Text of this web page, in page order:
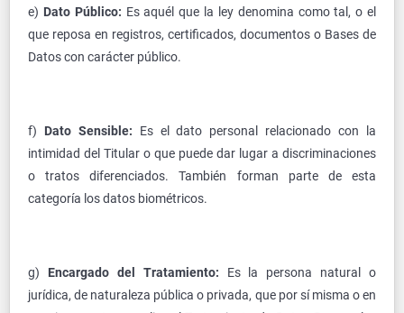
e) Dato Público: Es aquél que la ley denomina como tal, o el
que reposa en registros, certificados, documentos o Bases de
Datos con carácter público.
f) Dato Sensible: Es el dato personal relacionado con la
intimidad del Titular o que puede dar lugar a discriminaciones
o tratos diferenciados. También forman parte de esta
categoría los datos biométricos.
g) Encargado del Tratamiento: Es la persona natural o
jurídica, de naturaleza pública o privada, que por sí misma o en